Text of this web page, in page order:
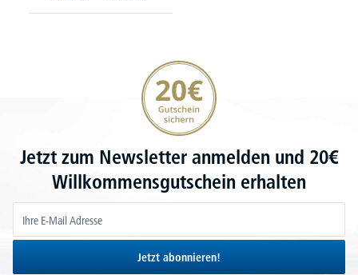
20€ Gutschein sichern
Jetzt zum Newsletter anmelden und 20€
Willkommensgutschein erhalten
Jetzt abonnieren!